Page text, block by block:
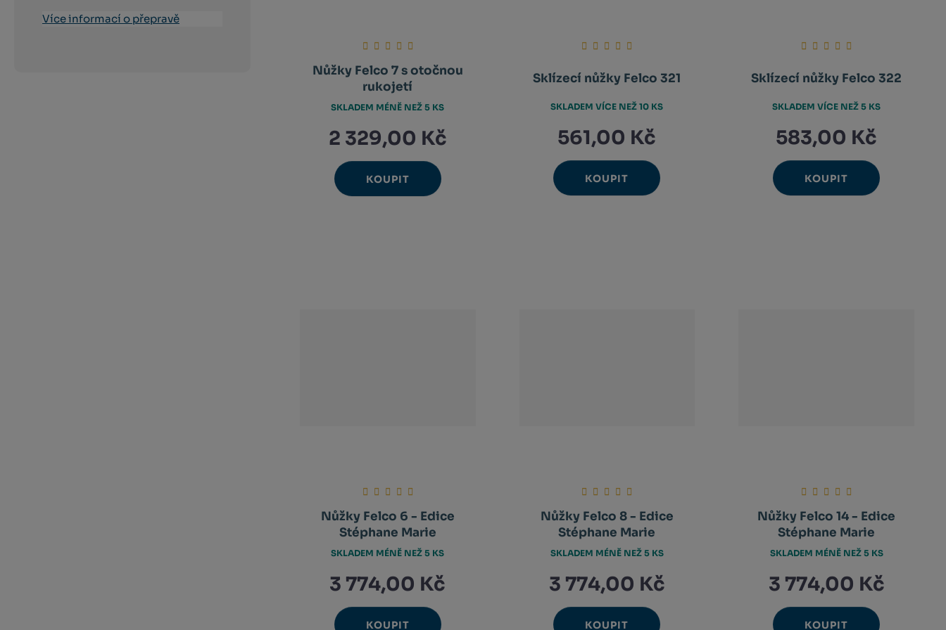
Nůžky Felco 7 s otočnou
rukojetí
2 329,00 Kč
Změnit
Navýšit
množství
Snížit
Ks
KOUPIT
SKLADEM MÉNĚ NEŽ 5 KS
Sklízecí nůžky Felco 321
561,00 Kč
Změnit
Navýšit
množství
Snížit
Ks
KOUPIT
SKLADEM VÍCE NEŽ 10 KS
Sklízecí nůžky Felco 322
583,00 Kč
Změnit
Navýšit
množství
Snížit
Ks
KOUPIT
SKLADEM VÍCE NEŽ 5 KS
Nůžky Felco 6 - Edice
Stéphane Marie
3 774,00 Kč
Ks
KOUPIT
SKLADEM MÉNĚ NEŽ 5 KS
Nůžky Felco 8 - Edice
Stéphane Marie
3 774,00 Kč
Ks
KOUPIT
SKLADEM MÉNĚ NEŽ 5 KS
Nůžky Felco 14 - Edice
Stéphane Marie
3 774,00 Kč
Ks
KOUPIT
SKLADEM MÉNĚ NEŽ 5 KS
Více informací o přepravě